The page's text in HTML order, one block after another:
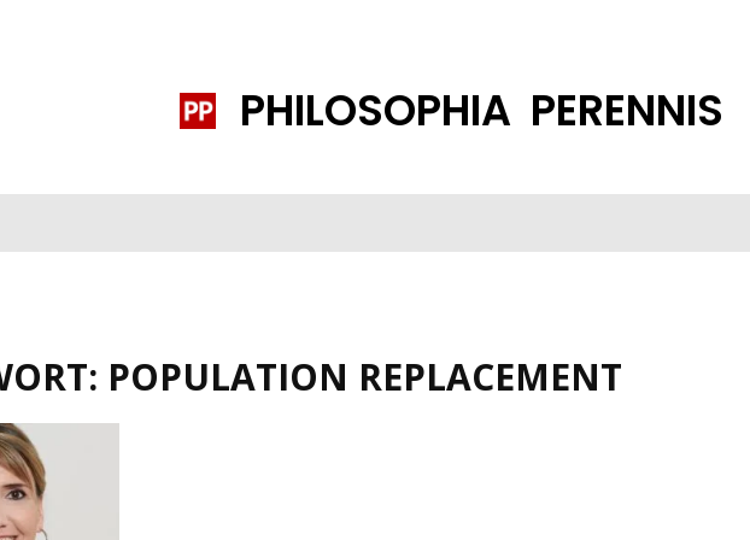
PHILOSOPHIA PERENNIS
POPULATION REPLACEMENT